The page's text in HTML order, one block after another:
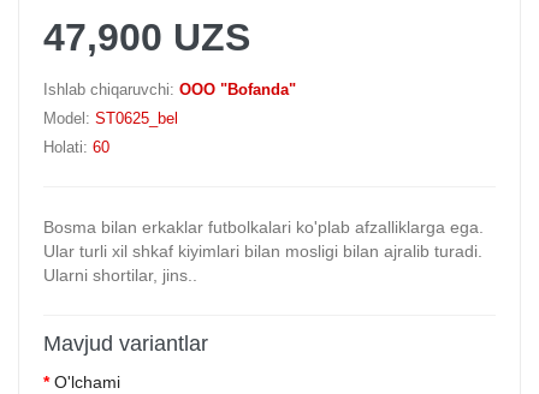
47,900 UZS
Ishlab chiqaruvchi: OOO "Bofanda"
Model: ST0625_bel
Holati: 60
Bosma bilan erkaklar futbolkalari ko'plab afzalliklarga ega.
Ular turli xil shkaf kiyimlari bilan mosligi bilan ajralib turadi.
Ularni shortilar, jins..
Mavjud variantlar
O'lchami